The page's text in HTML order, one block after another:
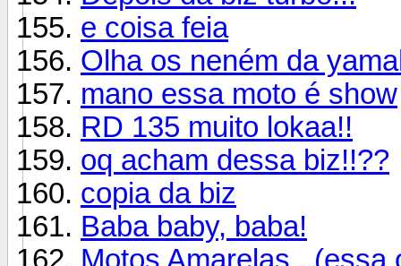
e coisa feia
Olha os neném da
mano essa moto é show
RD 135 muito lokaa!!
oq acham dessa biz!!??
copia da biz
Baba baby, baba!
Motos Amarelas ..(essa